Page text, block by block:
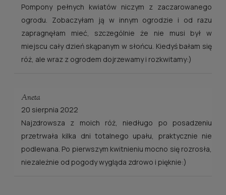
Pompony pełnych kwiatów niczym z zaczarowanego
ogrodu. Zobaczyłam ją w innym ogrodzie i od razu
zapragnęłam mieć, szczególnie że nie musi był w
miejscu cały dzień skąpanym w słońcu. Kiedyś bałam się
róż, ale wraz z ogrodem dojrzewamy i rozkwitamy:)
Aneta
20 sierpnia 2022
Najzdrowsza z moich róż, niedługo po posadzeniu
przetrwała kilka dni totalnego upału, praktycznie nie
podlewana. Po pierwszym kwitnieniu mocno się rozrosła,
niezależnie od pogody wygląda zdrowo i pięknie:)